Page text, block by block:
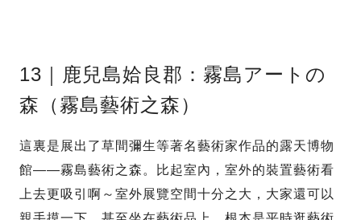
13｜鹿兒島姶良郡：霧島アートの
森（霧島藝術之森）
這裏是展出了草間彌生等著名藝術家作品的露天博物
館——霧島藝術之森。比起室內，室外的裝置藝術看
上去更吸引啊～室外展覽空間十分之大，大家還可以